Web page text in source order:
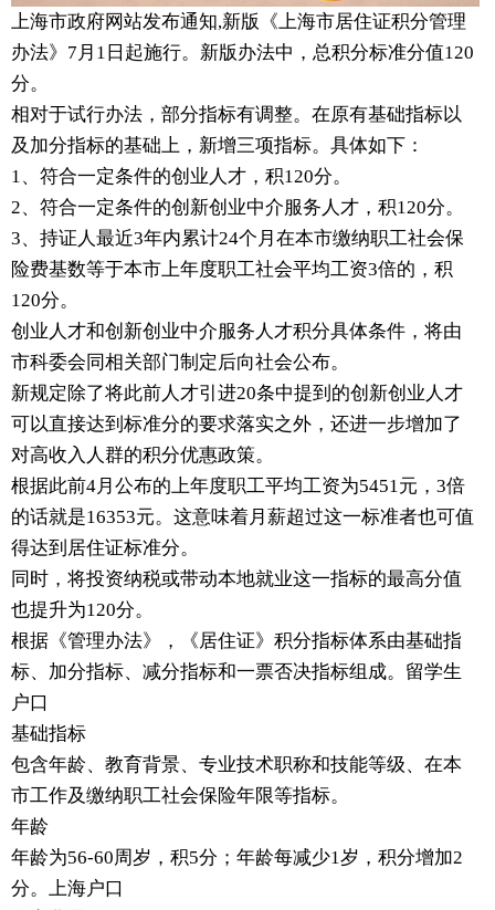
上海市政府网站发布通知,新版《上海市居住证积分管理
办法》7月1日起施行。新版办法中，总积分标准分值120
分。
相对于试行办法，部分指标有调整。在原有基础指标以
及加分指标的基础上，新增三项指标。具体如下：
1、符合一定条件的创业人才，积120分。
2、符合一定条件的创新创业中介服务人才，积120分。
3、持证人最近3年内累计24个月在本市缴纳职工社会保
险费基数等于本市上年度职工社会平均工资3倍的，积
120分。
创业人才和创新创业中介服务人才积分具体条件，将由
市科委会同相关部门制定后向社会公布。
新规定除了将此前人才引进20条中提到的创新创业人才
可以直接达到标准分的要求落实之外，还进一步增加了
对高收入人群的积分优惠政策。
根据此前4月公布的上年度职工平均工资为5451元，3倍
的话就是16353元。这意味着月薪超过这一标准者也可值
得达到居住证标准分。
同时，将投资纳税或带动本地就业这一指标的最高分值
也提升为120分。
根据《管理办法》，《居住证》积分指标体系由基础指
标、加分指标、减分指标和一票否决指标组成。留学生
户口
基础指标
包含年龄、教育背景、专业技术职称和技能等级、在本
市工作及缴纳职工社会保险年限等指标。
年龄
年龄为56-60周岁，积5分；年龄每减少1岁，积分增加2
分。上海户口